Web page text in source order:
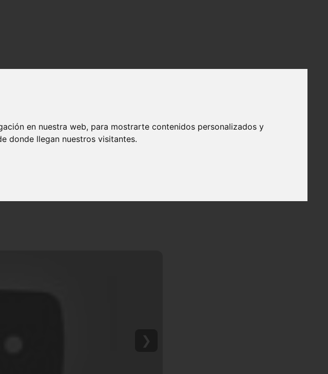
en nuestra web, para mostrarte contenidos personalizados y
donde llegan nuestros visitantes.
❯